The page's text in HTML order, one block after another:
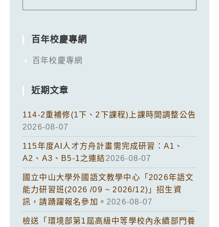
百年校慶專網
百年校慶專網
近期文章
114-2重補修(1下、2下課程)上課時間調整公告
2026-08-07
115年度AI人才方舟計畫需完成研習：A1、
A2、A3、B5-1之連結2026-08-07
國立中山大學外國語文教學中心「2026年語文
能力研習班(2026 /09 ~ 2026/12)」招生資
訊，請踴躍報名參加。 2026-08-07
檢送「環境部第1屆高級中等學校內永續部門養